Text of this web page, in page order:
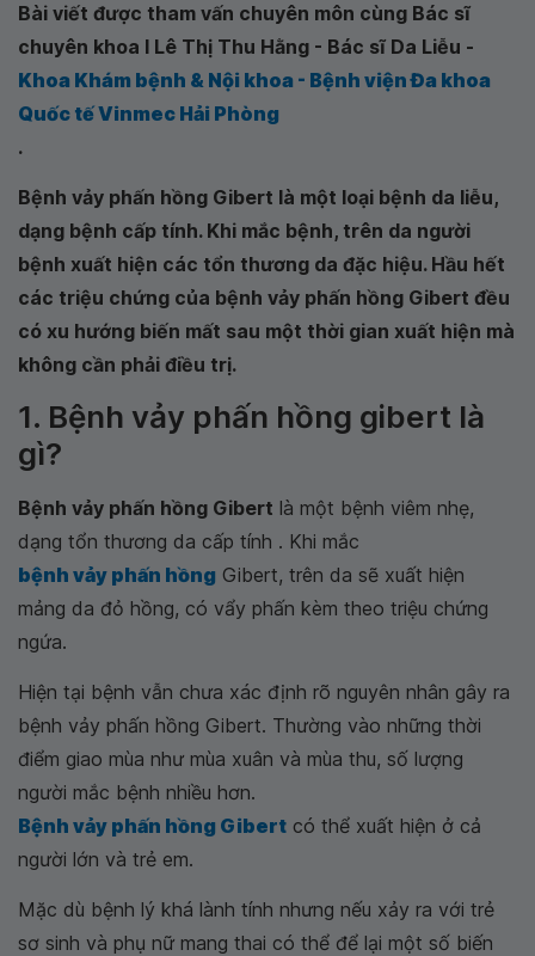
Bài viết được tham vấn chuyên môn cùng Bác sĩ
chuyên khoa I Lê Thị Thu Hằng - Bác sĩ Da Liễu -
Khoa Khám bệnh & Nội khoa - Bệnh viện Đa khoa
Quốc tế Vinmec Hải Phòng
.
Bệnh vảy phấn hồng Gibert là một loại bệnh da liễu,
dạng bệnh cấp tính. Khi mắc bệnh, trên da người
bệnh xuất hiện các tổn thương da đặc hiệu. Hầu hết
các triệu chứng của bệnh vảy phấn hồng Gibert đều
có xu hướng biến mất sau một thời gian xuất hiện mà
không cần phải điều trị.
1. Bệnh vảy phấn hồng gibert là
gì?
Bệnh vảy phấn hồng Gibert là một bệnh viêm nhẹ,
dạng tổn thương da cấp tính . Khi mắc
bệnh vảy phấn hồng Gibert, trên da sẽ xuất hiện
mảng da đỏ hồng, có vẩy phấn kèm theo triệu chứng
ngứa.
Hiện tại bệnh vẫn chưa xác định rõ nguyên nhân gây ra
bệnh vảy phấn hồng Gibert. Thường vào những thời
điểm giao mùa như mùa xuân và mùa thu, số lượng
người mắc bệnh nhiều hơn.
Bệnh vảy phấn hồng Gibert có thể xuất hiện ở cả
người lớn và trẻ em.
Mặc dù bệnh lý khá lành tính nhưng nếu xảy ra với trẻ
sơ sinh và phụ nữ mang thai có thể để lại một số biến